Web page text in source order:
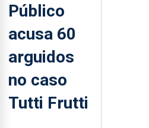
Público
acusa 60
arguidos
no caso
Tutti Frutti